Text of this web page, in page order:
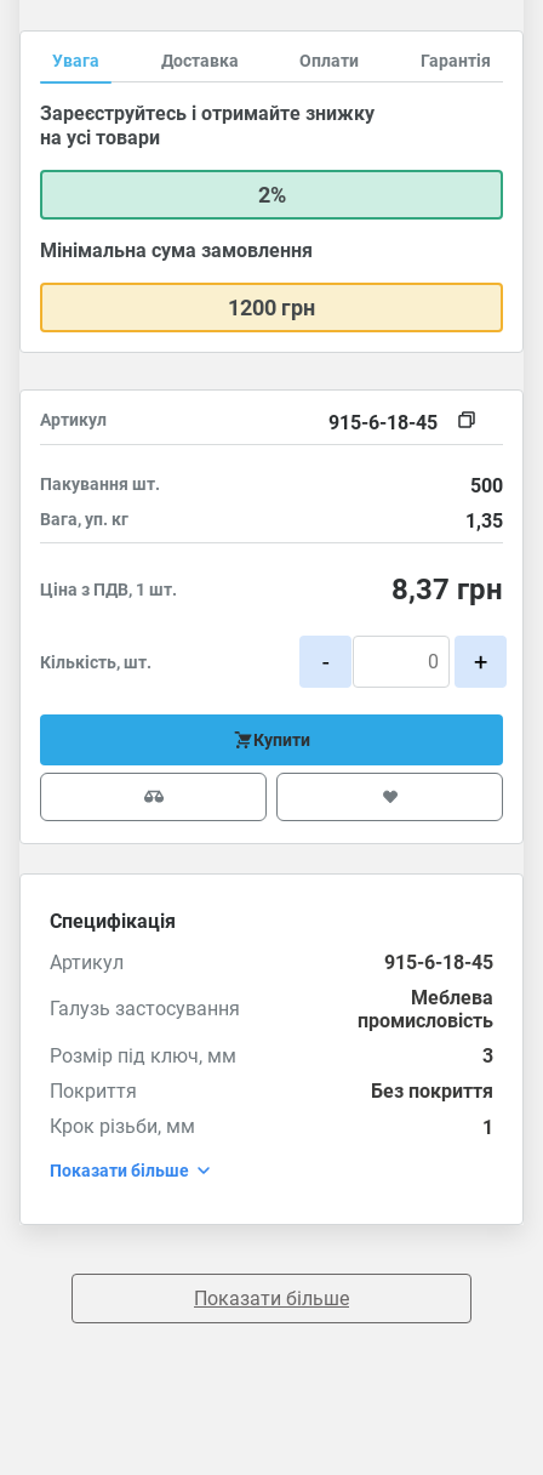
Увага Доставка Оплати Гарантія
Зареєструйтесь і отримайте знижку
на усі товари
2%
Мінімальна сума замовлення
1200 грн
Артикул 915-6-18-45
Пакування шт. 500
Вага, уп. кг 1,35
Ціна з ПДВ, 1 шт. 8,37 грн
Кількість, шт. - +
Купити
Специфікація
Артикул
915-6-18-45
Галузь застосування
Меблева
промисловість
Розмір під ключ, мм
3
Покриття
Без покриття
Крок різьби, мм
1
Показати більше
Показати більше